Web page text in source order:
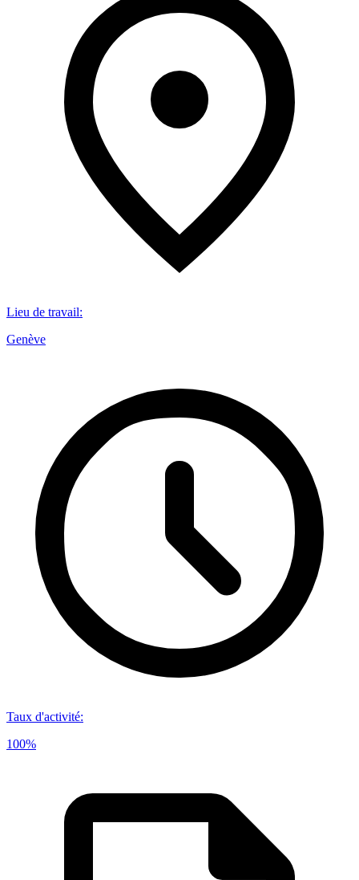
Lieu de travail:
Genève
Taux d'activité:
100%